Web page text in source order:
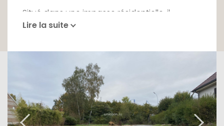
Situé dans une impasse résidentielle, il
bénéficie d'une situation très calme, à
Le terrain est vendu sans contrat de
construction. Un permis de construire a été
délivré pour construire deux villas libres de 3
cotés, d'une surface brute chacune de 300
m2.
Lire la suite